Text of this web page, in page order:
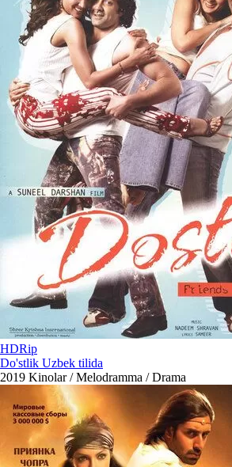
HDRip
Do'stlik Uzbek tilida
2019 Kinolar / Melodramma / Drama